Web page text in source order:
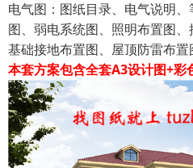
电气图：图纸目录、电气说明
图、弱电系统图、照明布置图、
基础接地布置图、屋顶防雷布置
本套方案包含全套A3设计图+彩